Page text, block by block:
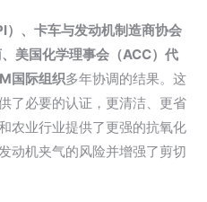
）、卡车与发动机制造商协会
美国化学理事会（ACC）代
国际组织多年协调的结果。这
了必要的认证，更清洁、更省
农业行业提供了更强的抗氧化
动机夹气的风险并增强了剪切